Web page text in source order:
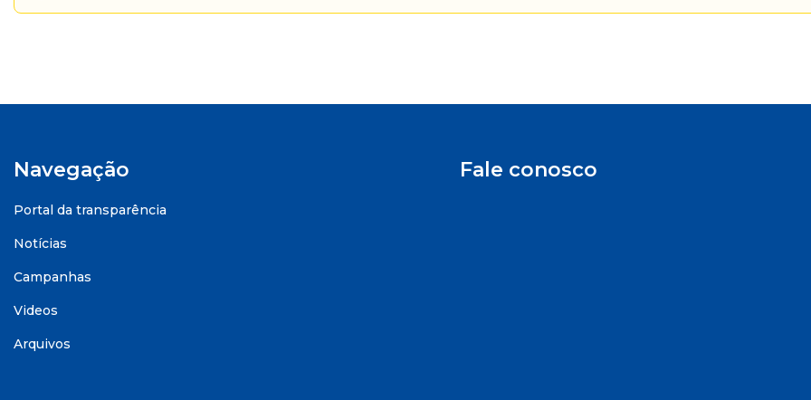
Navegação
Portal da transparência
Notícias
Campanhas
Videos
Arquivos
Fale conosco